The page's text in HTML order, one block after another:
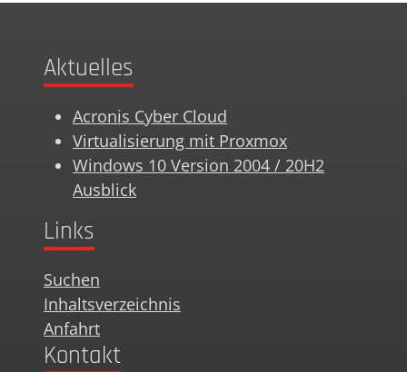
Aktuelles
Acronis Cyber Cloud
Virtualisierung mit Proxmox
Windows 10 Version 2004 / 20H2
Ausblick
Links
Suchen
Inhaltsverzeichnis
Anfahrt
Kontakt